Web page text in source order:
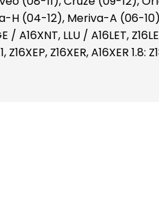
H (04-12), Meriva-A
LLU / A16LET,
Z16XER, A16XER 1.8: